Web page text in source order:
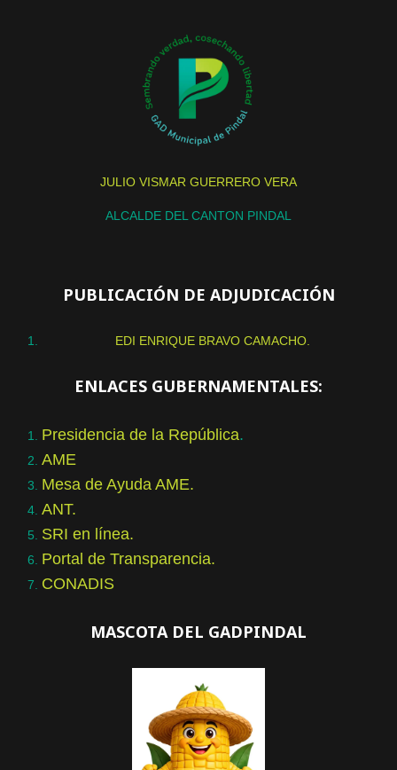
JULIO VISMAR GUERRERO VERA
ALCALDE DEL CANTON PINDAL
PUBLICACIÓN DE ADJUDICACIÓN
EDI ENRIQUE BRAVO CAMACHO.
ENLACES GUBERNAMENTALES:
Presidencia de la República.
AME
Mesa de Ayuda AME.
ANT.
SRI en línea.
Portal de Transparencia.
CONADIS
MASCOTA DEL GADPINDAL